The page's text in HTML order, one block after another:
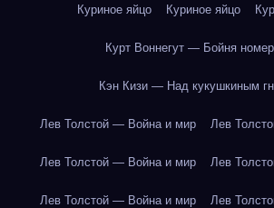
Куриное яйцо Куриное яйцо
Курт Воннегут — Бойня
Кэн Кизи — Над кукушкиным
Лев Толстой — Война и мир Лев
Лев Толстой — Война и мир Лев
Лев Толстой — Война и мир Лев